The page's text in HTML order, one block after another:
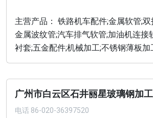
主营产品： 铁路机车配件;金属软管;
金属波纹管;汽车排气软管;加油机连接
衬套;五金配件;机械加工;不锈钢薄板加
广州市白云区石井丽星玻璃钢加
电话 86-020-36397520